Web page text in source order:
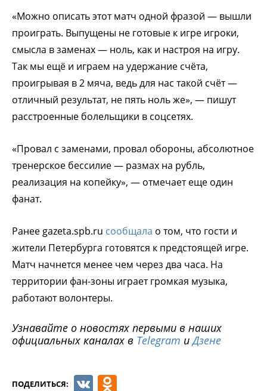
«Можно описать этот матч одной фразой — вышли
проиграть. Выпущены не готовые к игре игроки,
смысла в заменах — ноль, как и настроя на игру.
Так мы ещё и играем на удержание счёта,
проигрывая в 2 мяча, ведь для нас такой счёт —
отличный результат, не пять ноль же», — пишут
расстроенные болельщики в соцсетях.
«Провал с заменами, провал обороны, абсолютное
тренерское бессилие — размах на рубль,
реализация на копейку», — отмечает еще один
фанат.
Ранее gazeta.spb.ru сообщала о том, что гости и
жители Петербурга готовятся к предстоящей игре.
Матч начнется менее чем через два часа. На
территории фан-зоны играет громкая музыка,
работают волонтеры.
Узнавайте о новостях первыми в наших
официальных каналах в Telegram иДзене
ПОДЕЛИТЬСЯ: VK